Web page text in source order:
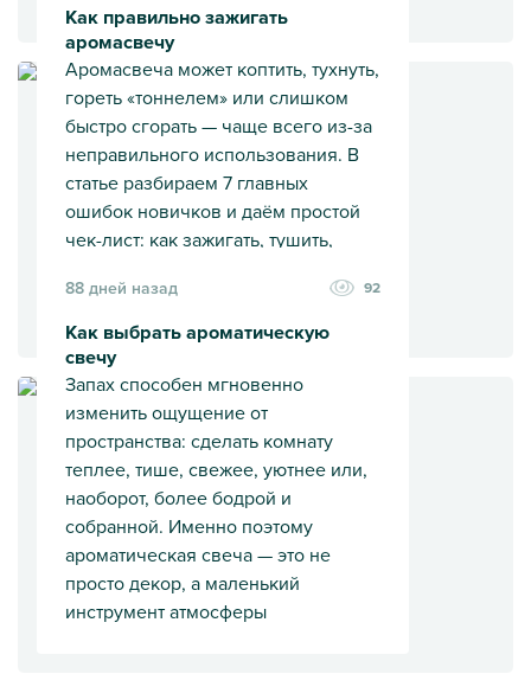
Аромадиффузор vs увлажнитель vs аромалампа
Как правильно зажигать
аромасвечу
Аромасвеча может коптить, тухнуть,
гореть «тоннелем» или слишком
быстро сгорать — чаще всего из-за
неправильного использования. В
статье разбираем 7 главных
ошибок новичков и даём простой
чек-лист: как зажигать, тушить,
службы.
Как правильно зажигать аромасвечу
88 дней назад 92
Как выбрать ароматическую
свечу
Запах способен мгновенно
изменить ощущение от
пространства: сделать комнату
теплее, тише, свежее, уютнее или,
наоборот, более бодрой и
собранной. Именно поэтому
ароматическая свеча — это не
просто декор, а маленький
инструмент атмосферы